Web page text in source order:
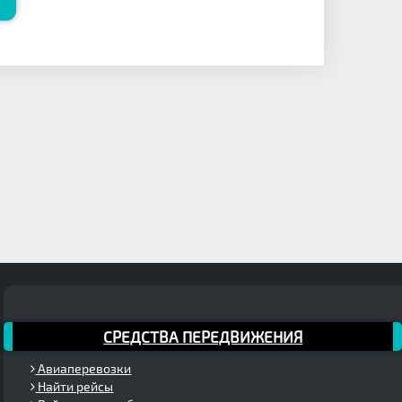
СРЕДСТВА ПЕРЕДВИЖЕНИЯ
Авиаперевозки
Найти рейсы